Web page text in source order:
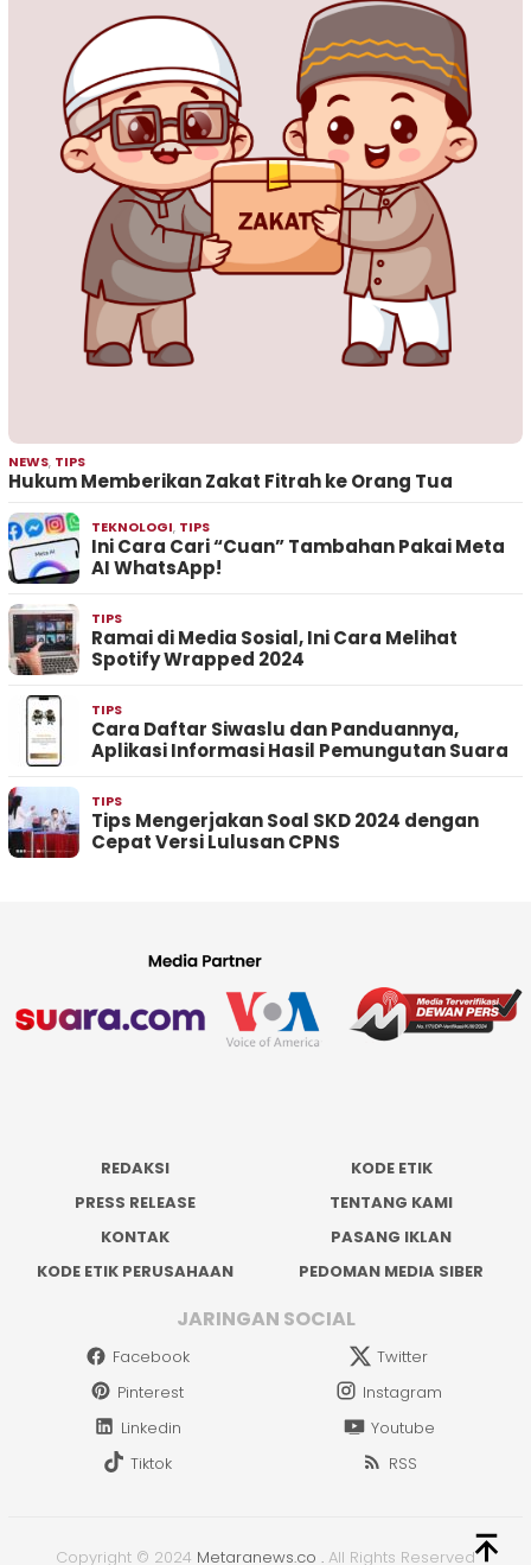
NEWS, TIPS
Hukum Memberikan Zakat Fitrah ke Orang Tua
TEKNOLOGI, TIPS
Ini Cara Cari “Cuan” Tambahan Pakai Meta
AI WhatsApp!
TIPS
Ramai di Media Sosial, Ini Cara Melihat
Spotify Wrapped 2024
TIPS
Cara Daftar Siwaslu dan Panduannya,
Aplikasi Informasi Hasil Pemungutan Suara
TIPS
Tips Mengerjakan Soal SKD 2024 dengan
Cepat Versi Lulusan CPNS
REDAKSI
KODE ETIK
PRESS RELEASE
TENTANG KAMI
KONTAK
PASANG IKLAN
KODE ETIK PERUSAHAAN
PEDOMAN MEDIA SIBER
JARINGAN SOCIAL
Facebook
Twitter
Pinterest
Instagram
Linkedin
Youtube
Tiktok
RSS
Copyright © 2024 Metaranews.co . All Rights Reserved